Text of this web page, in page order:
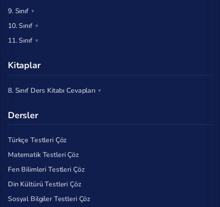
9. Sınıf
10. Sınıf
11. Sınıf
Kitaplar
8. Sınıf Ders Kitabı Cevapları
Dersler
Türkçe Testleri Çöz
Matematik Testleri Çöz
Fen Bilimleri Testleri Çöz
Din Kültürü Testleri Çöz
Sosyal Bilgiler Testleri Çöz